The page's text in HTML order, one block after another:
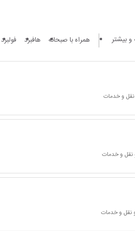
همراه با صبحانه هافبرد فولبرد
و خدمات
نقل و خدمات
نقل و خدمات